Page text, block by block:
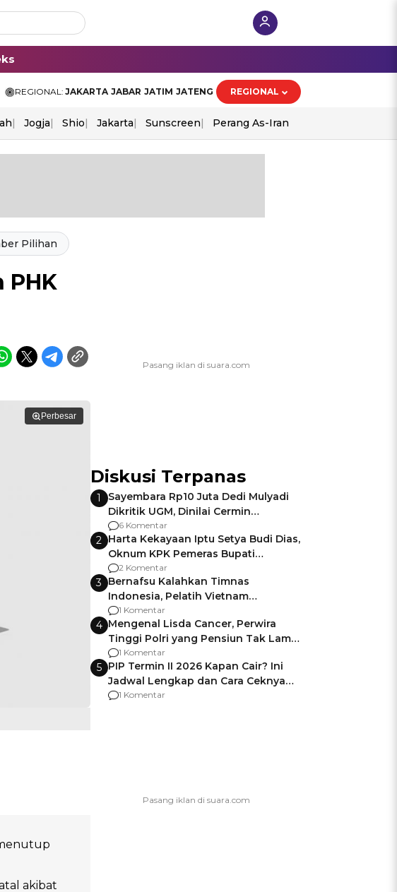
REGIONAL: JAKARTA JABAR JATIM JATENG REGIONAL
Jogja Shio Jakarta Sunscreen Perang As-Iran
Pilihan
PHK
Perbesar
akibat
Diskusi Terpanas
1
Sayembara Rp10 Juta Dedi Mulyadi
Dikritik UGM, Dinilai Cermin
Gagalnya Negara Jamin Keamanan
6 Komentar
2 Harta Kekayaan Iptu Setya Budi Dias,
Oknum KPK Pemeras Bupati
Pemalang
2 Komentar
3 Bernafsu Kalahkan Timnas
Indonesia, Pelatih Vietnam
Berencana Pakai Jimat di Pakansari
1 Komentar
4 Mengenal Lisda Cancer, Perwira
Tinggi Polri yang Pensiun Tak Lama
Usai Jadi Brigjen
1 Komentar
5 PIP Termin II 2026 Kapan Cair? Ini
Jadwal Lengkap dan Cara Ceknya
agar Dana Tidak Hangus!
1 Komentar